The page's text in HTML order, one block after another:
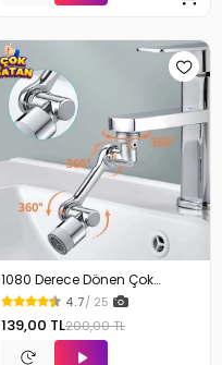
1080 Derece Dönen Çok
Fonksiyonlu Musluk Başlığı
4.7/ 25
139,00 TL200,00 TL